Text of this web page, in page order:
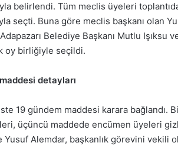
belirlendi. Tüm meclis üyeleri
seçti. Buna göre meclis başkanı olan
Belediye Başkanı Mutlu Işıksu
oy birliğiyle seçildi.
detayları
19 gündem maddesi karara
üçüncü maddede encümen üyeleri
Alemdar, başkanlık görevini vekili